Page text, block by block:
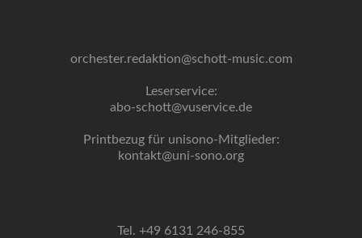
orchester.redaktion@schott-music.com
Leserservice:
abo-schott@vuservice.de
Printbezug für unisono-Mitglieder:
kontakt@uni-sono.org
Tel. +49 6131 246-855